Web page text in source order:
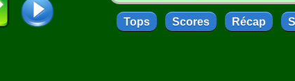
Tops Scores Récap